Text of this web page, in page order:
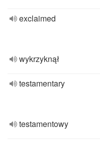
exclaimed
wykrzyknął
testamentary
testamentowy